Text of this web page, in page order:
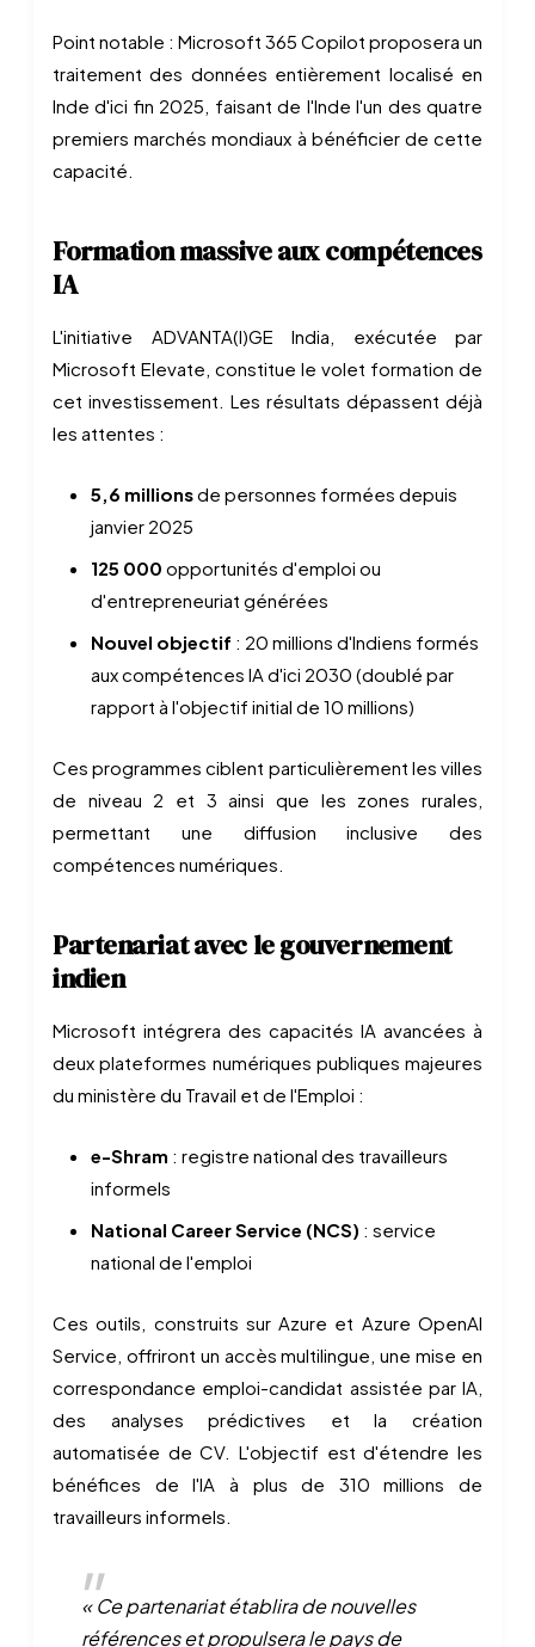
Point notable : Microsoft 365 Copilot proposera un
traitement des données entièrement localisé en
Inde d'ici fin 2025, faisant de l'Inde l'un des quatre
premiers marchés mondiaux à bénéficier de cette
capacité.
Formation massive aux compétences
IA
L'initiative ADVANTA(I)GE India, exécutée par
Microsoft Elevate, constitue le volet formation de
cet investissement. Les résultats dépassent déjà
les attentes :
5,6 millionsde personnes formées depuis
janvier 2025
125 000 opportunités d'emploi ou
d'entrepreneuriat générées
Nouvel objectif : 20 millions d'Indiens formés
aux compétences IA d'ici 2030 (doublé par
rapport à l'objectif initial de 10 millions)
Ces programmes ciblent particulièrement les villes
de niveau 2 et 3 ainsi que les zones rurales,
permettant une diffusion inclusive des
compétences numériques.
Partenariat avec le gouvernement
indien
Microsoft intégrera des capacités IA avancées à
deux plateformes numériques publiques majeures
du ministère du Travail et de l'Emploi :
e-Shram : registre national des travailleurs
informels
National Career Service (NCS) : service
national de l'emploi
Ces outils, construits sur Azure et Azure OpenAI
Service, offriront un accès multilingue, une mise en
correspondance emploi-candidat assistée par IA,
des analyses prédictives et la création
automatisée de CV. L'objectif est d'étendre les
bénéfices de l'IA à plus de 310 millions de
travailleurs informels.
« Ce partenariat établira de nouvelles
références et propulsera le pays de